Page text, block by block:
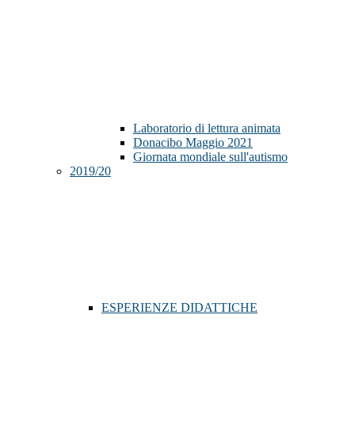
Laboratorio di lettura animata
Donacibo Maggio 2021
Giornata mondiale sull'autismo
2019/20
ESPERIENZE DIDATTICHE